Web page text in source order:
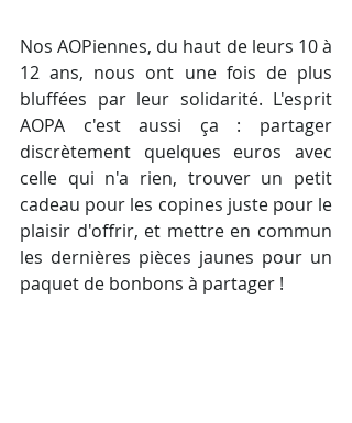
Nos AOPiennes, du haut de leurs 10 à
12 ans, nous ont une fois de plus
bluffées par leur solidarité. L'esprit
AOPA c'est aussi ça : partager
discrètement quelques euros avec
celle qui n'a rien, trouver un petit
cadeau pour les copines juste pour le
plaisir d'offrir, et mettre en commun
les dernières pièces jaunes pour un
paquet de bonbons à partager !